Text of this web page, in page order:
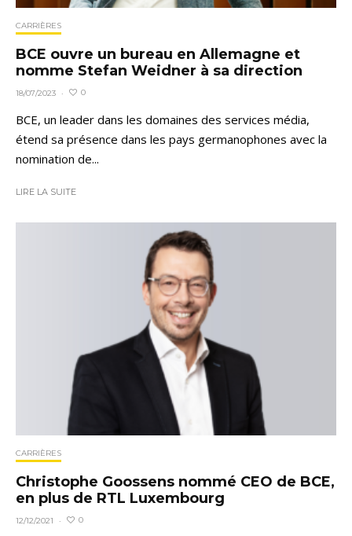
CARRIÈRES
BCE ouvre un bureau en Allemagne et
nomme Stefan Weidner à sa direction
18/07/2023 · 0
BCE, un leader dans les domaines des services média,
étend sa présence dans les pays germanophones avec la
nomination de...
LIRE LA SUITE
CARRIÈRES
Christophe Goossens nommé CEO de BCE,
en plus de RTL Luxembourg
12/12/2021 · 0